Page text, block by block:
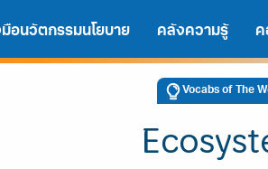
มือนวัตกรรมนโยบาย คลังความรู้ ค
Vocabs of The